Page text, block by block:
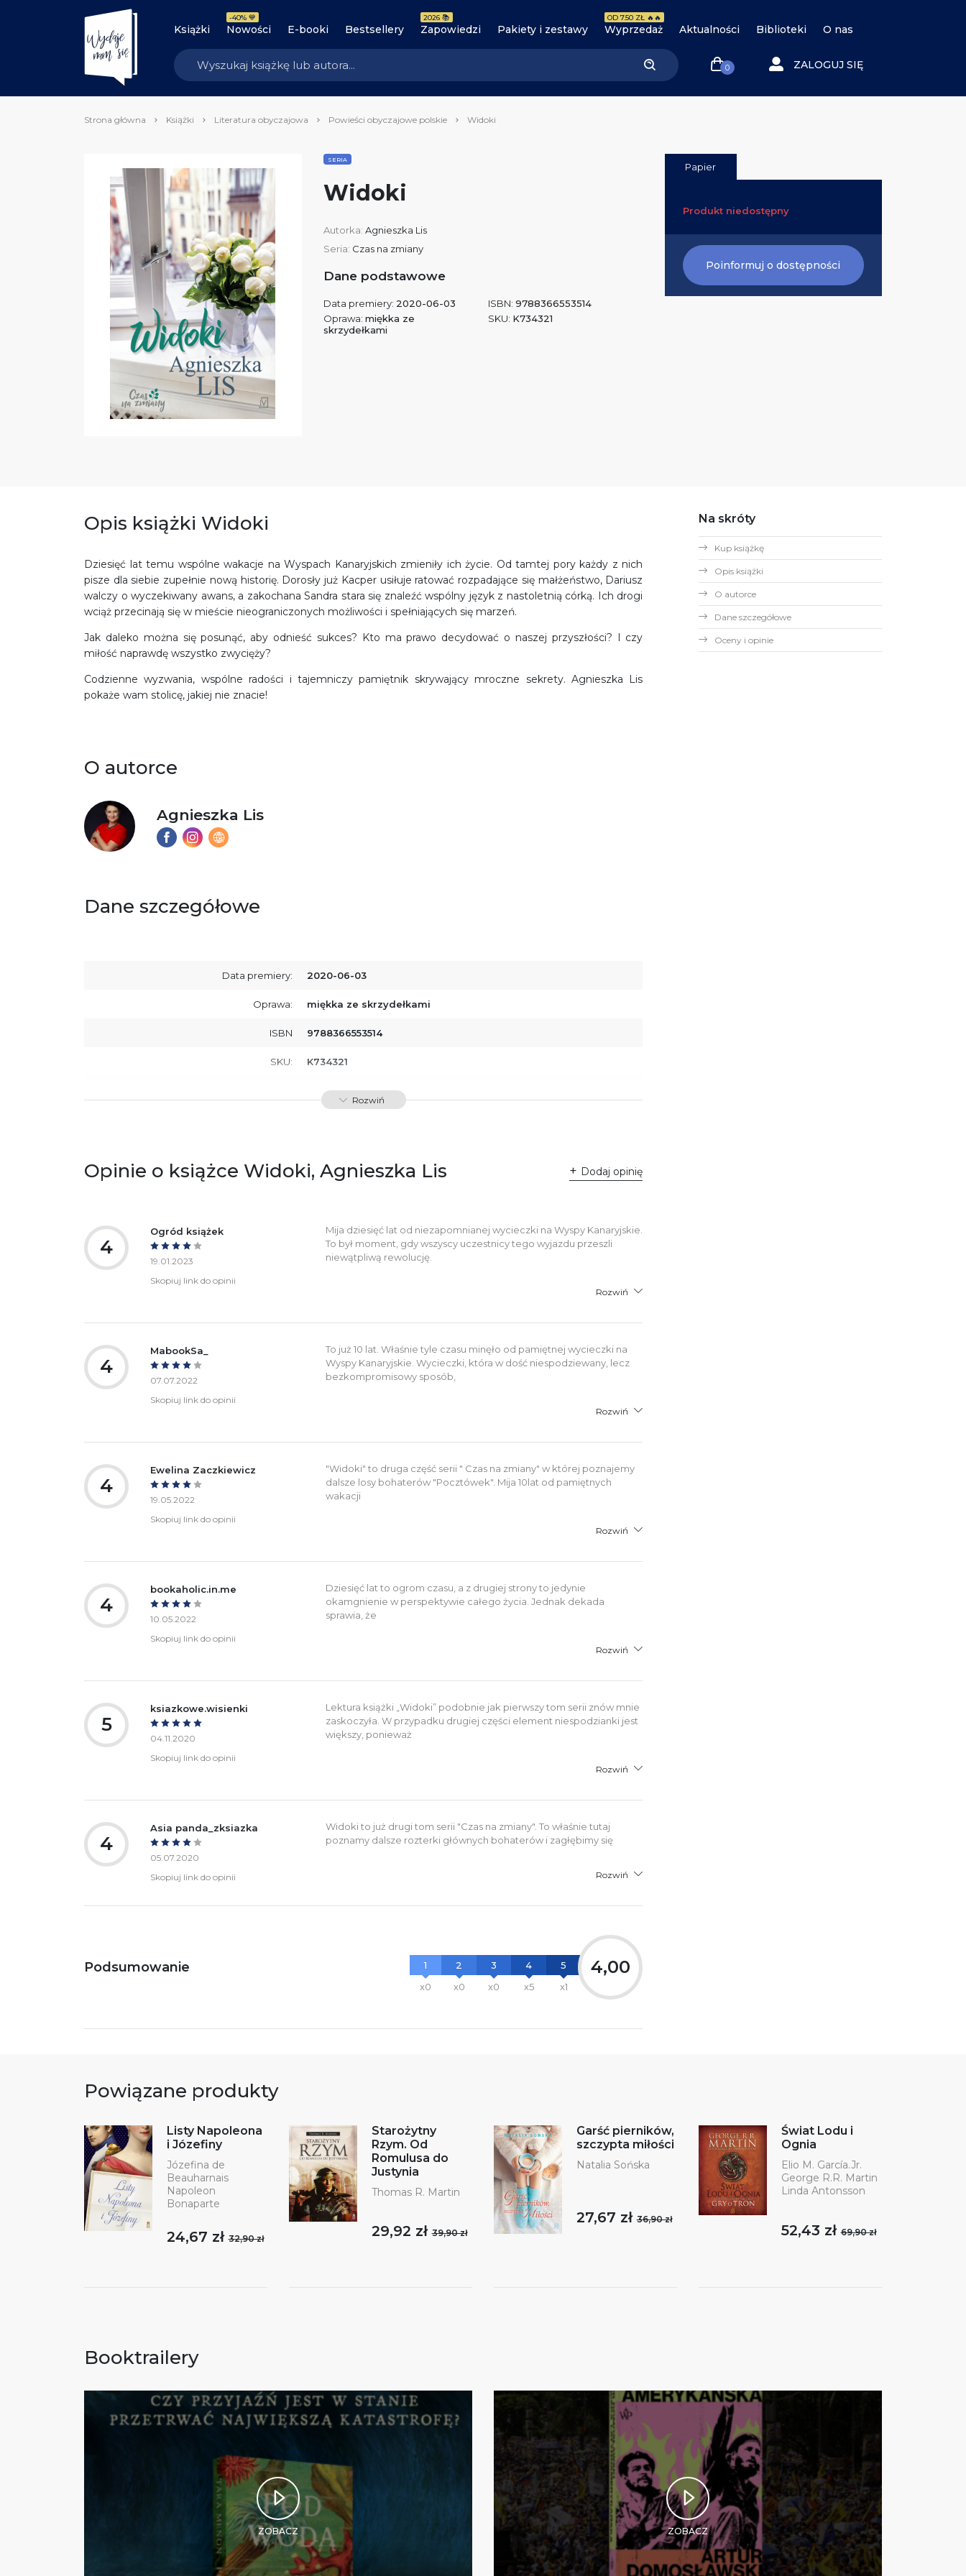
Książki Nowości
-40% 💙
E-booki Bestsellery Zapowiedzi
2026 📚
Pakiety i zestawy Wyprzedaż
OD 7.50 ZŁ 🔥🔥
Aktualności Biblioteki O nas
0 ZALOGUJ SIĘ
Strona główna Książki Literatura obyczajowa Powieści obyczajowe polskie Widoki
SERIA
Widoki
Autorka: Agnieszka Lis
Seria: Czas na zmiany
Dane podstawowe
Data premiery: 2020-06-03
Oprawa: miękka ze
skrzydełkami
ISBN: 9788366553514
SKU: K734321
Papier
Produkt niedostępny
Poinformuj o dostępności
Opis książki Widoki
Dziesięć lat temu wspólne wakacje na Wyspach Kanaryjskich zmieniły ich życie. Od tamtej pory każdy z nich
pisze dla siebie zupełnie nową historię. Dorosły już Kacper usiłuje ratować rozpadające się małżeństwo, Dariusz
walczy o wyczekiwany awans, a zakochana Sandra stara się znaleźć wspólny język z nastoletnią córką. Ich drogi
wciąż przecinają się w mieście nieograniczonych możliwości i spełniających się marzeń.
Jak daleko można się posunąć, aby odnieść sukces? Kto ma prawo decydować o naszej przyszłości? I czy
miłość naprawdę wszystko zwycięży?
Codzienne wyzwania, wspólne radości i tajemniczy pamiętnik skrywający mroczne sekrety. Agnieszka Lis
pokaże wam stolicę, jakiej nie znacie!
O autorce
Agnieszka Lis
Dane szczegółowe
Data premiery: 2020-06-03
Oprawa: miękka ze skrzydełkami
ISBN 9788366553514
SKU: K734321
zgodność produktu z przepisami:
Wydawnictwo Poznańskie Sp. z o.o.
ul. Fredry 8
Ostrzeżenia oraz informacje dotyczące
Załącznik PDF
Rozwiń
Opinie o książce Widoki, Agnieszka Lis Dodaj opinię
4
Ogród książek
19.01.2023
Skopiuj link do opinii
Mija dziesięć lat od niezapomnianej wycieczki na Wyspy Kanaryjskie.
To był moment, gdy wszyscy uczestnicy tego wyjazdu przeszli
niewątpliwą rewolucję.
Rozwiń
4
MabookSa_
07.07.2022
Skopiuj link do opinii
To już 10 lat. Właśnie tyle czasu minęło od pamiętnej wycieczki na
Wyspy Kanaryjskie. Wycieczki, która w dość niespodziewany, lecz
bezkompromisowy sposób,
Rozwiń
4
Ewelina Zaczkiewicz
19.05.2022
Skopiuj link do opinii
"Widoki" to druga część serii " Czas na zmiany" w której poznajemy
dalsze losy bohaterów "Pocztówek". Mija 10lat od pamiętnych
wakacji
Rozwiń
4
bookaholic.in.me
10.05.2022
Skopiuj link do opinii
Dziesięć lat to ogrom czasu, a z drugiej strony to jedynie
okamgnienie w perspektywie całego życia. Jednak dekada
sprawia, że
Rozwiń
5
ksiazkowe.wisienki
04.11.2020
Skopiuj link do opinii
Lektura książki „Widoki” podobnie jak pierwszy tom serii znów mnie
zaskoczyła. W przypadku drugiej części element niespodzianki jest
większy, ponieważ
Rozwiń
4
Asia panda_zksiazka
05.07.2020
Skopiuj link do opinii
Widoki to już drugi tom serii "Czas na zmiany". To właśnie tutaj
poznamy dalsze rozterki głównych bohaterów i zagłębimy się
Rozwiń
Podsumowanie
1
x0
2
x0
3
x0
4
x5
5
x1
4,00
Na skróty
Kup książkę
Opis książki
O autorce
Dane szczegółowe
Oceny i opinie
Powiązane produkty
Listy Napoleona
i Józefiny
Józefina de
Beauharnais
Napoleon
Bonaparte
24,67 zł32,90 zł
Starożytny
Rzym. Od
Romulusa do
Justynia
Thomas R. Martin
29,92 zł39,90 zł
Garść pierników,
szczypta miłości
Natalia Sońska
27,67 zł36,90 zł
Świat Lodu i
Ognia
Elio M. García.Jr.
George R.R. Martin
Linda Antonsson
52,43 zł69,90 zł
Booktrailery
ZOBACZ ZOBACZ